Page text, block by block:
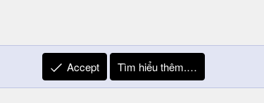
Quy định và Nội quy Privacy Policy Trợ giúp
S
Accept Tìm hiểu thêm.…